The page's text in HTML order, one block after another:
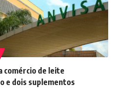
comércio de leite
e dois suplementos